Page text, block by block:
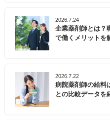
2026.7.24
企業薬剤師とは？
で働くメリットを
2026.7.22
病院薬剤師の給料
との比較データを